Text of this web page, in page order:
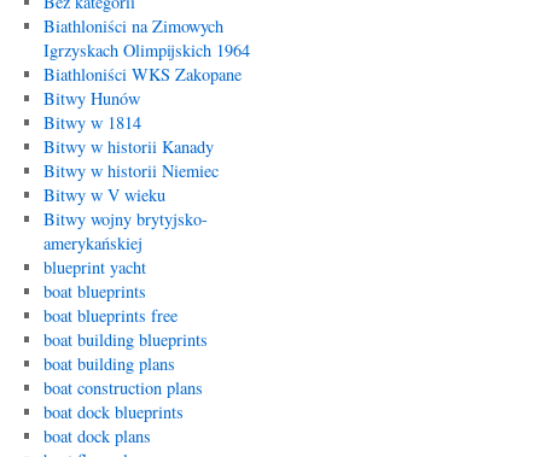
Biathloniści na Zimowych
Igrzyskach Olimpijskich 1964
Biathloniści WKS Zakopane
Bitwy Hunów
Bitwy w 1814
Bitwy w historii Kanady
Bitwy w historii Niemiec
Bitwy w V wieku
Bitwy wojny brytyjsko-
amerykańskiej
blueprint yacht
boat blueprints
boat blueprints free
boat building blueprints
boat building plans
boat construction plans
boat dock blueprints
boat dock plans